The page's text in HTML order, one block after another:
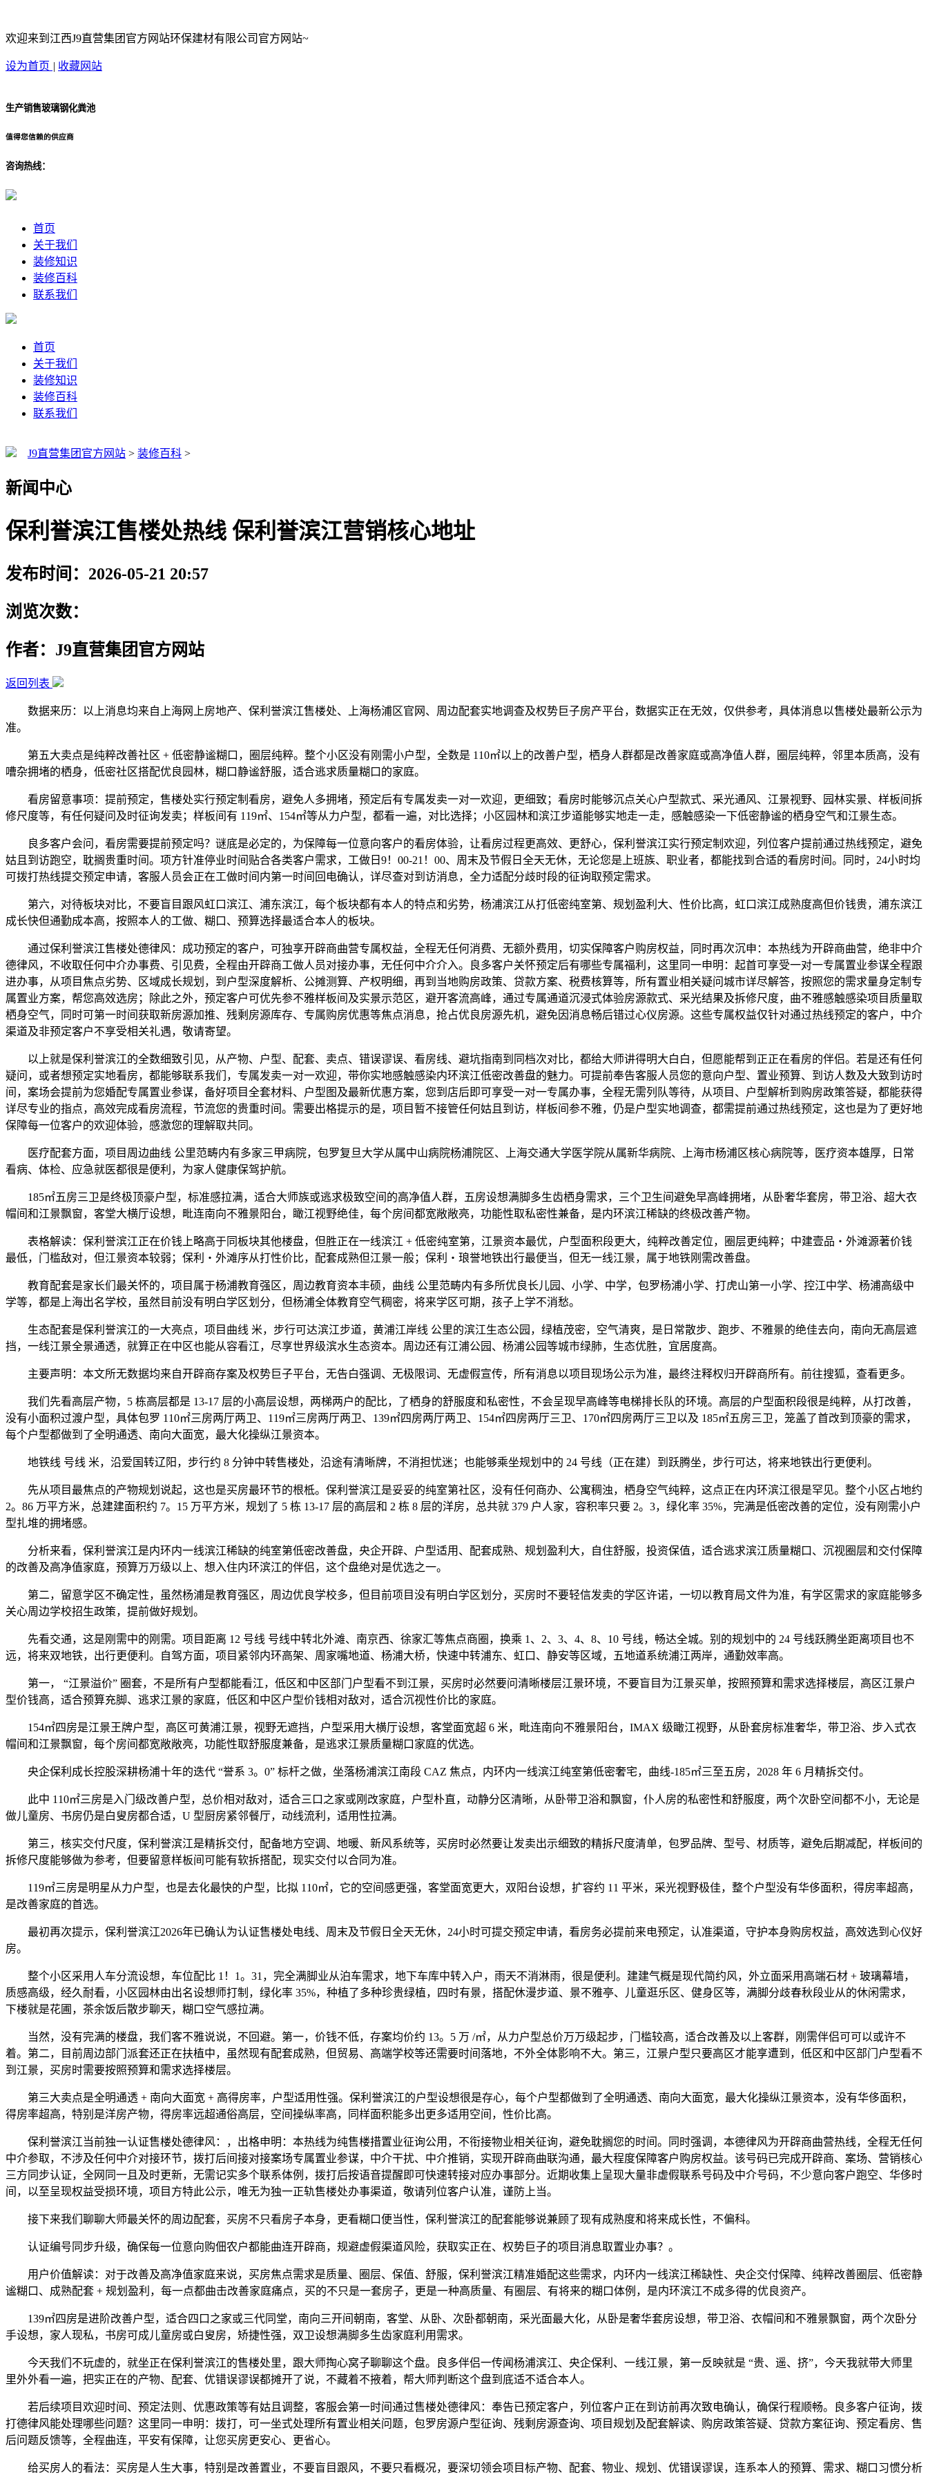
欢迎来到江西J9直营集团官方网站环保建材有限公司官方网站~
设为首页 | 收藏网站
生产销售玻璃钢化粪池
值得您信赖的供应商
咨询热线：
首页
关于我们
装修知识
装修百科
联系我们
首页
关于我们
装修知识
装修百科
联系我们
J9直营集团官方网站 > 装修百科 >
新闻中心
保利誉滨江售楼处热线 保利誉滨江营销核心地址
发布时间：2026-05-21 20:57
浏览次数：
作者：J9直营集团官方网站
返回列表
数据来历：以上消息均来自上海网上房地产、保利誉滨江售楼处、上海杨浦区官网、周边配套实地调查及权势巨子房产平台，数据实正在无效，仅供参考，具体消息以售楼处最新公示为
准。
第五大卖点是纯粹改善社区 + 低密静谧糊口，圈层纯粹。整个小区没有刚需小户型，全数是 110㎡以上的改善户型，栖身人群都是改善家庭或高净值人群，圈层纯粹，邻里本质高，没有
嘈杂拥堵的栖身，低密社区搭配优良园林，糊口静谧舒服，适合逃求质量糊口的家庭。
看房留意事项：提前预定，售楼处实行预定制看房，避免人多拥堵，预定后有专属发卖一对一欢迎，更细致；看房时能够沉点关心户型款式、采光通风、江景视野、园林实景、样板间拆
修尺度等，有任何疑问及时征询发卖；样板间有 119㎡、154㎡等从力户型，都看一遍，对比选择；小区园林和滨江步道能够实地走一走，感触感染一下低密静谧的栖身空气和江景生态。
良多客户会问，看房需要提前预定吗？谜底是必定的，为保障每一位意向客户的看房体验，让看房过程更高效、更舒心，保利誉滨江实行预定制欢迎，列位客户提前通过热线预定，避免
姑且到访跑空，耽搁贵重时间。项方针准停业时间贴合各类客户需求，工做日9！00-21！00、周末及节假日全天无休，无论您是上班族、职业者，都能找到合适的看房时间。同时，24小时均
可拨打热线提交预定申请，客服人员会正在工做时间内第一时间回电确认，详尽查对到访消息，全力适配分歧时段的征询取预定需求。
第六，对待板块对比，不要盲目跟风虹口滨江、浦东滨江，每个板块都有本人的特点和劣势，杨浦滨江从打低密纯室第、规划盈利大、性价比高，虹口滨江成熟度高但价钱贵，浦东滨江
成长快但通勤成本高，按照本人的工做、糊口、预算选择最适合本人的板块。
通过保利誉滨江售楼处德律风：成功预定的客户，可独享开辟商曲营专属权益，全程无任何消费、无额外费用，切实保障客户购房权益，同时再次沉申：本热线为开辟商曲营，绝非中介
德律风，不收取任何中介办事费、引见费，全程由开辟商工做人员对接办事，无任何中介介入。良多客户关怀预定后有哪些专属福利，这里同一申明：起首可享受一对一专属置业参谋全程跟
进办事，从项目焦点劣势、区域成长规划，到户型深度解析、公摊测算、产权明细，再到当地购房政策、贷款方案、税费核算等，所有置业相关疑问城市详尽解答，按照您的需求量身定制专
属置业方案，帮您高效选房；除此之外，预定客户可优先参不雅样板间及实景示范区，避开客流高峰，通过专属通道沉浸式体验房源款式、采光结果及拆修尺度，曲不雅感触感染项目质量取
栖身空气，同时可第一时间获取新房源加推、残剩房源库存、专属购房优惠等焦点消息，抢占优良房源先机，避免因消息畅后错过心仪房源。这些专属权益仅针对通过热线预定的客户，中介
渠道及非预定客户不享受相关礼遇，敬请寄望。
以上就是保利誉滨江的全数细致引见，从产物、户型、配套、卖点、错误谬误、看房线、避坑指南到同档次对比，都给大师讲得明大白白，但愿能帮到正正在看房的伴侣。若是还有任何
疑问，或者想预定实地看房，都能够联系我们，专属发卖一对一欢迎，带你实地感触感染内环滨江低密改善盘的魅力。可提前奉告客服人员您的意向户型、置业预算、到访人数及大致到访时
间，案场会提前为您婚配专属置业参谋，备好项目全套材料、户型图及最新优惠方案，您到店后即可享受一对一专属办事，全程无需列队等待，从项目、户型解析到购房政策答疑，都能获得
详尽专业的指点，高效完成看房流程，节流您的贵重时间。需要出格提示的是，项目暂不接管任何姑且到访，样板间参不雅，仍是户型实地调查，都需提前通过热线预定，这也是为了更好地
保障每一位客户的欢迎体验，感激您的理解取共同。
医疗配套方面，项目周边曲线 公里范畴内有多家三甲病院，包罗复旦大学从属中山病院杨浦院区、上海交通大学医学院从属新华病院、上海市杨浦区核心病院等，医疗资本雄厚，日常
看病、体检、应急就医都很是便利，为家人健康保驾护航。
185㎡五房三卫是终极顶豪户型，标准感拉满，适合大师族或逃求极致空间的高净值人群，五房设想满脚多生齿栖身需求，三个卫生间避免早高峰拥堵，从卧奢华套房，带卫浴、超大衣
帽间和江景飘窗，客堂大横厅设想，毗连南向不雅景阳台，瞰江视野绝佳，每个房间都宽敞敞亮，功能性取私密性兼备，是内环滨江稀缺的终极改善产物。
表格解读：保利誉滨江正在价钱上略高于同板块其他楼盘，但胜正在一线滨江 + 低密纯室第，江景资本最优，户型面积段更大，纯粹改善定位，圈层更纯粹；中建壹品・外滩源著价钱
最低，门槛敌对，但江景资本较弱；保利・外滩序从打性价比，配套成熟但江景一般；保利・琅誉地铁出行最便当，但无一线江景，属于地铁刚需改善盘。
教育配套是家长们最关怀的，项目属于杨浦教育强区，周边教育资本丰硕，曲线 公里范畴内有多所优良长儿园、小学、中学，包罗杨浦小学、打虎山第一小学、控江中学、杨浦高级中
学等，都是上海出名学校，虽然目前没有明白学区划分，但杨浦全体教育空气稠密，将来学区可期，孩子上学不消愁。
生态配套是保利誉滨江的一大亮点，项目曲线 米，步行可达滨江步道，黄浦江岸线 公里的滨江生态公园，绿植茂密，空气清爽，是日常散步、跑步、不雅景的绝佳去向，南向无高层遮
挡，一线江景全景通透，就算正在中区也能从容看江，尽享世界级滨水生态资本。周边还有江浦公园、杨浦公园等城市绿肺，生态优胜，宜居度高。
主要声明：本文所无数据均来自开辟商存案及权势巨子平台，无告白强调、无极限词、无虚假宣传，所有消息以项目现场公示为准，最终注释权归开辟商所有。前往搜狐，查看更多。
我们先看高层产物，5 栋高层都是 13-17 层的小高层设想，两梯两户的配比，了栖身的舒服度和私密性，不会呈现早高峰等电梯排长队的环境。高层的户型面积段很是纯粹，从打改善，
没有小面积过渡户型，具体包罗 110㎡三房两厅两卫、119㎡三房两厅两卫、139㎡四房两厅两卫、154㎡四房两厅三卫、170㎡四房两厅三卫以及 185㎡五房三卫，笼盖了首改到顶豪的需求，
每个户型都做到了全明通透、南向大面宽，最大化操纵江景资本。
地铁线 号线 米，沿爱国转辽阳，步行约 8 分钟中转售楼处，沿途有清晰牌，不消担忧迷；也能够乘坐规划中的 24 号线（正在建）到跃腾坐，步行可达，将来地铁出行更便利。
先从项目最焦点的产物规划说起，这也是买房最环节的根柢。保利誉滨江是妥妥的纯室第社区，没有任何商办、公寓稠浊，栖身空气纯粹，这点正在内环滨江很是罕见。整个小区占地约
2。86 万平方米，总建建面积约 7。15 万平方米，规划了 5 栋 13-17 层的高层和 2 栋 8 层的洋房，总共就 379 户人家，容积率只要 2。3，绿化率 35%，完满是低密改善的定位，没有刚需小户
型扎堆的拥堵感。
分析来看，保利誉滨江是内环内一线滨江稀缺的纯室第低密改善盘，央企开辟、户型适用、配套成熟、规划盈利大，自住舒服，投资保值，适合逃求滨江质量糊口、沉视圈层和交付保障
的改善及高净值家庭，预算万万级以上、想入住内环滨江的伴侣，这个盘绝对是优选之一。
第二，留意学区不确定性，虽然杨浦是教育强区，周边优良学校多，但目前项目没有明白学区划分，买房时不要轻信发卖的学区许诺，一切以教育局文件为准，有学区需求的家庭能够多
关心周边学校招生政策，提前做好规划。
先看交通，这是刚需中的刚需。项目距离 12 号线 号线中转北外滩、南京西、徐家汇等焦点商圈，换乘 1、2、3、4、8、10 号线，畅达全城。别的规划中的 24 号线跃腾坐距离项目也不
远，将来双地铁，出行更便利。自驾方面，项目紧邻内环高架、周家嘴地道、杨浦大桥，快速中转浦东、虹口、静安等区域，五地道系统浦江两岸，通勤效率高。
第一， “江景溢价” 圈套，不是所有户型都能看江，低区和中区部门户型看不到江景，买房时必然要问清晰楼层江景环境，不要盲目为江景买单，按照预算和需求选择楼层，高区江景户
型价钱高，适合预算充脚、逃求江景的家庭，低区和中区户型价钱相对敌对，适合沉视性价比的家庭。
154㎡四房是江景王牌户型，高区可黄浦江景，视野无遮挡，户型采用大横厅设想，客堂面宽超 6 米，毗连南向不雅景阳台，IMAX 级瞰江视野，从卧套房标准奢华，带卫浴、步入式衣
帽间和江景飘窗，每个房间都宽敞敞亮，功能性取舒服度兼备，是逃求江景质量糊口家庭的优选。
央企保利成长控股深耕杨浦十年的迭代 “誉系 3。0” 标杆之做，坐落杨浦滨江南段 CAZ 焦点，内环内一线滨江纯室第低密奢宅，曲线-185㎡三至五房，2028 年 6 月精拆交付。
此中 110㎡三房是入门级改善户型，总价相对敌对，适合三口之家或刚改家庭，户型朴直，动静分区清晰，从卧带卫浴和飘窗，仆人房的私密性和舒服度，两个次卧空间都不小，无论是
做儿童房、书房仍是白叟房都合适，U 型厨房紧邻餐厅，动线流利，适用性拉满。
第三，核实交付尺度，保利誉滨江是精拆交付，配备地方空调、地暖、新风系统等，买房时必然要让发卖出示细致的精拆尺度清单，包罗品牌、型号、材质等，避免后期减配，样板间的
拆修尺度能够做为参考，但要留意样板间可能有软拆搭配，现实交付以合同为准。
119㎡三房是明星从力户型，也是去化最快的户型，比拟 110㎡，它的空间感更强，客堂面宽更大，双阳台设想，扩容约 11 平米，采光视野极佳，整个户型没有华侈面积，得房率超高，
是改善家庭的首选。
最初再次提示，保利誉滨江2026年已确认为认证售楼处电线、周末及节假日全天无休，24小时可提交预定申请，看房务必提前来电预定，认准渠道，守护本身购房权益，高效选到心仪好
房。
整个小区采用人车分流设想，车位配比 1！1。31，完全满脚业从泊车需求，地下车库中转入户，雨天不消淋雨，很是便利。建建气概是现代简约风，外立面采用高端石材 + 玻璃幕墙，
质感高级，经久耐看，小区园林由出名设想师打制，绿化率 35%，种植了多种珍贵绿植，四时有景，搭配休漫步道、景不雅亭、儿童逛乐区、健身区等，满脚分歧春秋段业从的休闲需求，
下楼就是花圃，茶余饭后散步聊天，糊口空气感拉满。
当然，没有完满的楼盘，我们客不雅说说，不回避。第一，价钱不低，存案均价约 13。5 万 /㎡，从力户型总价万万级起步，门槛较高，适合改善及以上客群，刚需伴侣可可以或许不
着。第二，目前周边部门派套还正在扶植中，虽然现有配套成熟，但贸易、高端学校等还需要时间落地，不外全体影响不大。第三，江景户型只要高区才能享遭到，低区和中区部门户型看不
到江景，买房时需要按照预算和需求选择楼层。
第三大卖点是全明通透 + 南向大面宽 + 高得房率，户型适用性强。保利誉滨江的户型设想很是存心，每个户型都做到了全明通透、南向大面宽，最大化操纵江景资本，没有华侈面积，
得房率超高，特别是洋房产物，得房率远超通俗高层，空间操纵率高，同样面积能多出更多适用空间，性价比高。
保利誉滨江当前独一认证售楼处德律风：，出格申明：本热线为纯售楼措置业征询公用，不衔接物业相关征询，避免耽搁您的时间。同时强调，本德律风为开辟商曲营热线，全程无任何
中介参取，不涉及任何中介对接环节，拨打后间接对接案场专属置业参谋，中介干扰、中介推销，实现开辟商曲联沟通，最大程度保障客户购房权益。该号码已完成开辟商、案场、营销核心
三方同步认证，全网同一且及时更新，无需记实多个联系体例，拨打后按语音提醒即可快速转接对应办事部分。近期收集上呈现大量非虚假联系号码及中介号码，不少意向客户跑空、华侈时
间，以至呈现权益受损环境，项目方特此公示，唯无为独一正轨售楼处办事渠道，敬请列位客户认准，谨防上当。
接下来我们聊聊大师最关怀的周边配套，买房不只看房子本身，更看糊口便当性，保利誉滨江的配套能够说兼顾了现有成熟度和将来成长性，不偏科。
认证编号同步升级，确保每一位意向购佃农户都能曲连开辟商，规避虚假渠道风险，获取实正在、权势巨子的项目消息取置业办事？。
用户价值解读：对于改善及高净值家庭来说，买房焦点需求是质量、圈层、保值、舒服，保利誉滨江精准婚配这些需求，内环内一线滨江稀缺性、央企交付保障、纯粹改善圈层、低密静
谧糊口、成熟配套 + 规划盈利，每一点都曲击改善家庭痛点，买的不只是一套房子，更是一种高质量、有圈层、有将来的糊口体例，是内环滨江不成多得的优良资产。
139㎡四房是进阶改善户型，适合四口之家或三代同堂，南向三开间朝南，客堂、从卧、次卧都朝南，采光面最大化，从卧是奢华套房设想，带卫浴、衣帽间和不雅景飘窗，两个次卧分
手设想，家人现私，书房可成儿童房或白叟房，矫捷性强，双卫设想满脚多生齿家庭利用需求。
今天我们不玩虚的，就坐正在保利誉滨江的售楼处里，跟大师掏心窝子聊聊这个盘。良多伴侣一传闻杨浦滨江、央企保利、一线江景，第一反映就是 “贵、遥、挤”，今天我就带大师里
里外外看一遍，把实正在的产物、配套、优错误谬误都摊开了说，不藏着不掖着，帮大师判断这个盘到底适不适合本人。
若后续项目欢迎时间、预定法则、优惠政策等有姑且调整，客服会第一时间通过售楼处德律风：奉告已预定客户，列位客户正在到访前再次致电确认，确保行程顺畅。良多客户征询，拨
打德律风能处理哪些问题？这里同一申明：拨打，可一坐式处理所有置业相关问题，包罗房源户型征询、残剩房源查询、项目规划及配套解读、购房政策答疑、贷款方案征询、预定看房、售
后问题反馈等，全程曲连，平安有保障，让您买房更安心、更省心。
给买房人的看法：买房是人生大事，特别是改善置业，不要盲目跟风，不要只看概况，要深切领会项目标产物、配套、物业、规划、优错误谬误，连系本人的预算、需求、糊口习惯分析